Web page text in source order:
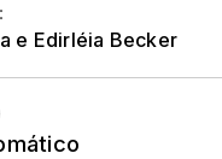
e Edirléia Becker